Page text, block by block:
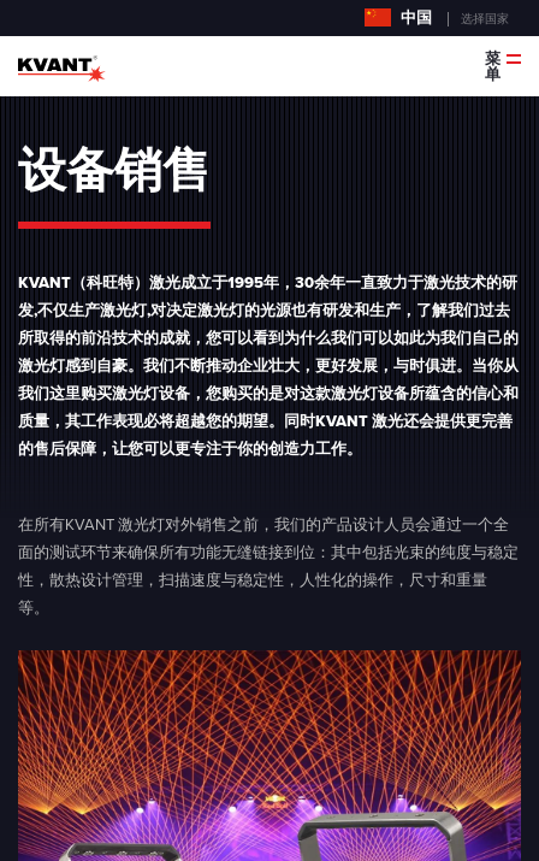
中国 选择国家
菜
单
设备销售
KVANT（科旺特）激光成立于1995年，30余年一直致力于激光技术的研
发,不仅生产激光灯,对决定激光灯的光源也有研发和生产，了解我们过去
所取得的前沿技术的成就，您可以看到为什么我们可以如此为我们自己的
激光灯感到自豪。我们不断推动企业壮大，更好发展，与时俱进。当你从
我们这里购买激光灯设备，您购买的是对这款激光灯设备所蕴含的信心和
质量，其工作表现必将超越您的期望。同时KVANT 激光还会提供更完善
的售后保障，让您可以更专注于你的创造力工作。
在所有KVANT 激光灯对外销售之前，我们的产品设计人员会通过一个全
面的测试环节来确保所有功能无缝链接到位：其中包括光束的纯度与稳定
性，散热设计管理，扫描速度与稳定性，人性化的操作，尺寸和重量
等。